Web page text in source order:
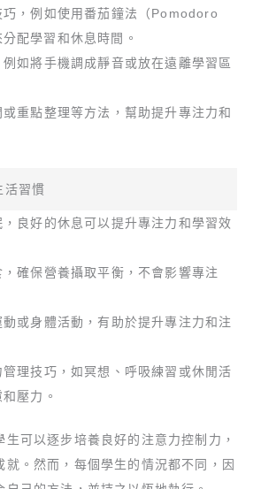
巧，例如使用番茄鐘法（Pomodoro
配學習和休息時間。
如將手機調成靜音或放在遠離學習區
重點整理等方法，幫助提升專注力和
活習慣
良好的休息可以提升專注力和學習效
確保營養攝取平衡，不會影響專注
或身體活動，有助於提升專注力和注
理技巧，如冥想、呼吸練習或休閒活
壓力。
可以逐步培養良好的注意力控制力，
就。然而，每個學生的情況都不同，因